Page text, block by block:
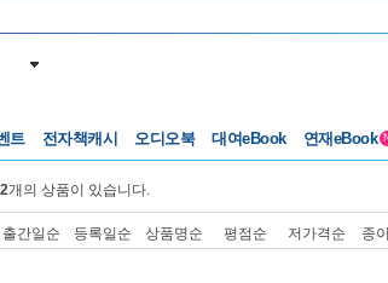
트 전자책캐시 오디오북 대여eBook 연재eBook N
개의 상품이 있습니다.
출간일순 등록일순 상품명순 평점순 저가격순 종